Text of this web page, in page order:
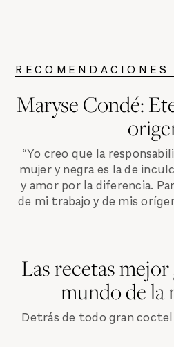
RECOMENDACIONES
Maryse Condé:
“Yo creo que la
mujer y negra es la de
y amor por la diferencia.
de mi trabajo y de mis
Las recetas
mundo de la
Detrás de todo gran coctel